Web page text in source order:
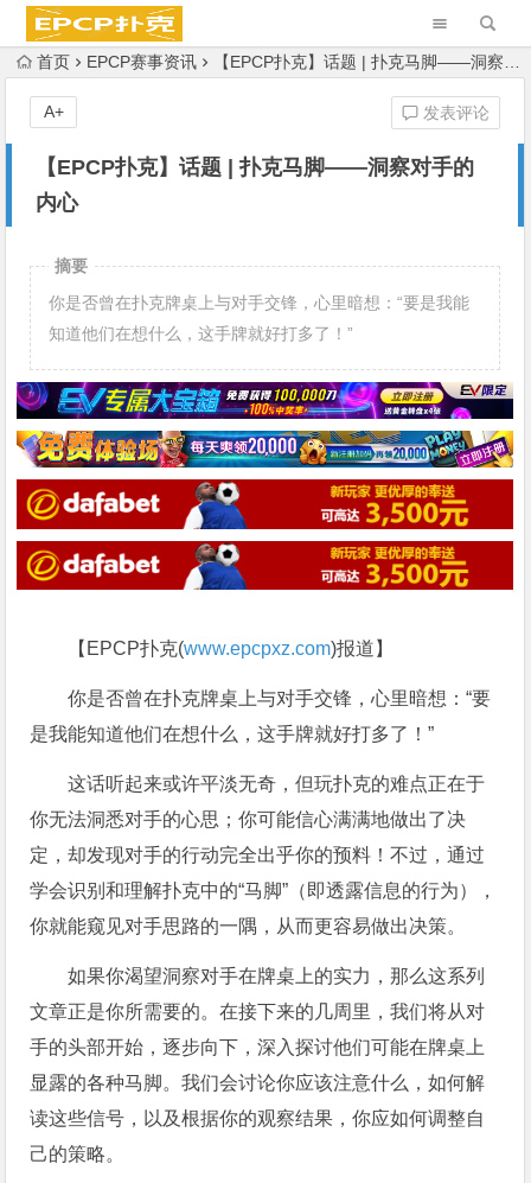
首页 EPCP赛事资讯 【EPCP扑克】话题 | 扑克马脚——洞察对手的内心
【EPCP扑克】话题 | 扑克马脚——洞察对手的
内心
发表评论
A+
摘要
你是否曾在扑克牌桌上与对手交锋，心里暗想：“要是我能
知道他们在想什么，这手牌就好打多了！”
【EPCP扑克(www.epcpxz.com)报道】
你是否曾在扑克牌桌上与对手交锋，心里暗想：“要
是我能知道他们在想什么，这手牌就好打多了！”
这话听起来或许平淡无奇，但玩扑克的难点正在于
你无法洞悉对手的心思；你可能信心满满地做出了决
定，却发现对手的行动完全出乎你的预料！不过，通过
学会识别和理解扑克中的“马脚”（即透露信息的行为），
你就能窥见对手思路的一隅，从而更容易做出决策。
如果你渴望洞察对手在牌桌上的实力，那么这系列
文章正是你所需要的。在接下来的几周里，我们将从对
手的头部开始，逐步向下，深入探讨他们可能在牌桌上
显露的各种马脚。我们会讨论你应该注意什么，如何解
读这些信号，以及根据你的观察结果，你应如何调整自
己的策略。